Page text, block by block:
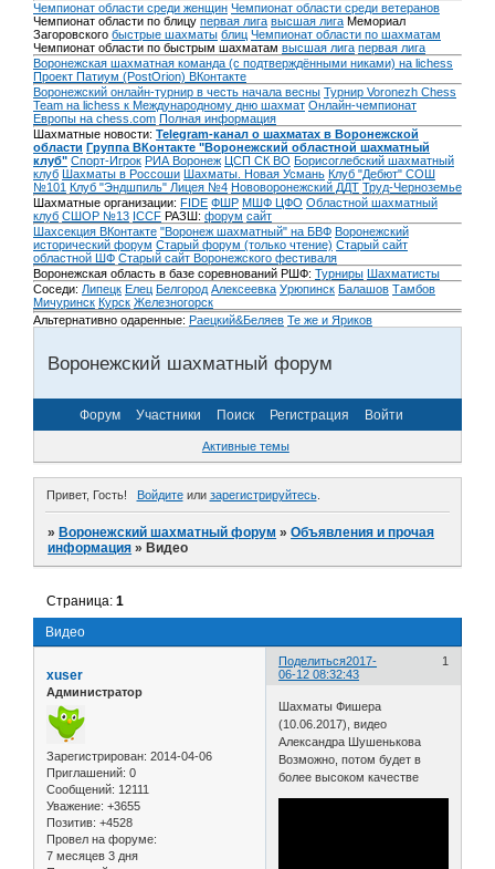
Чемпионат области среди женщин Чемпионат области среди ветеранов
Чемпионат области по блицу первая лига высшая лига Мемориал
Загоровского быстрые шахматы блиц Чемпионат области по шахматам
Чемпионат области по быстрым шахматам высшая лига первая лига
Воронежская шахматная команда (с подтверждёнными никами) на lichess
Проект Патиум (PostOrion) ВКонтакте
Воронежский онлайн-турнир в честь начала весны Турнир Voronezh Chess
Team на lichess к Международному дню шахмат Онлайн-чемпионат
Европы на chess.com Полная информация
Шахматные новости: Telegram-канал о шахматах в Воронежской
области Группа ВКонтакте "Воронежский областной шахматный
клуб" Спорт-Игрок РИА Воронеж ЦСП СК ВО Борисоглебский шахматный
клуб Шахматы в Россоши Шахматы. Новая Усмань Клуб "Дебют" СОШ
№101 Клуб "Эндшпиль" Лицея №4 Нововоронежский ДДТ Труд-Черноземье
Шахматные организации: FIDE ФШР МШФ ЦФО Областной шахматный
клуб СШОР №13 ICCF РАЗШ: форум сайт
Шахсекция ВКонтакте "Воронеж шахматный" на БВФ Воронежский
исторический форум Cтарый форум (только чтение) Старый сайт
областной ШФ Старый сайт Воронежского фестиваля
Воронежская область в базе соревнований РШФ: Турниры Шахматисты
Соседи: Липецк Елец Белгород Алексеевка Урюпинск Балашов Тамбов
Мичуринск Курск Железногорск
Альтернативно одаренные: Раецкий&Беляев Те же и Яриков
Воронежский шахматный форум
Форум Участники Поиск Регистрация Войти
Активные темы
Привет, Гость! Войдитеили зарегистрируйтесь.
»Воронежский шахматный форум »Объявления и прочая
информация »Видео
Видео
Страница:1
Поделиться 1
2017-
06-12 08:32:43
xuser
Администратор
Зарегистрирован: 2014-04-06
Приглашений: 0
Сообщений: 12111
Уважение: +3655
Позитив: +4528
Провел на форуме:
7 месяцев 3 дня
Шахматы Фишера
(10.06.2017), видео
Александра Шушенькова
Возможно, потом будет в
более высоком качестве